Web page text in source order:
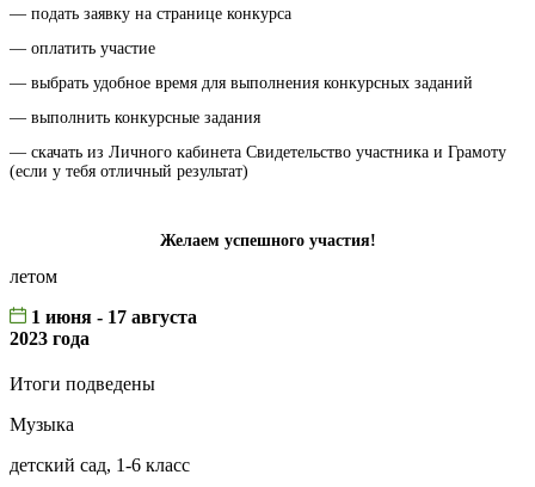
— подать заявку на странице конкурса
— оплатить участие
— выбрать удобное время для выполнения конкурсных заданий
— выполнить конкурсные задания
— скачать из Личного кабинета Свидетельство участника и Грамоту
(если у тебя отличный результат)
Желаем успешного участия!
летом
1 июня - 17 августа
2023 года
Итоги подведены
Музыка
детский сад, 1-6 класс